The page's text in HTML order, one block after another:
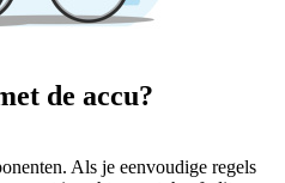
de accu?
Als je eenvoudige regels